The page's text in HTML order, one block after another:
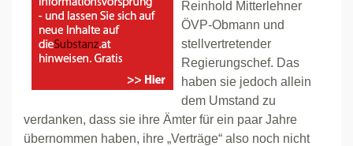
Reinhold Mitterlehner
ÖVP-Obmann und
stellvertretender
Regierungschef. Das
haben sie jedoch allein
dem Umstand zu
verdanken, dass sie ihre Ämter für ein paar Jahre
übernommen haben, ihre „Verträge“ also noch nicht